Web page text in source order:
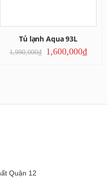
Tủ lạnh Aqua 93L
1,990,000₫ 1,600,000₫
Quận 12